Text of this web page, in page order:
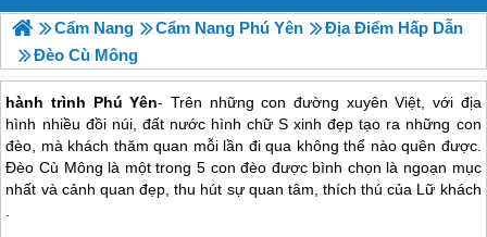
Cẩm Nang Cẩm Nang Phú Yên
Địa Điểm Hấp Dẫn
Đèo Cù Mông
hành trình Phú Yên- Trên những con đường xuyên Việt, với địa
hình nhiều đồi núi, đất nước hình chữ S xinh đẹp tạo ra những con
đèo, mà khách thăm quan mỗi lần đi qua không thể nào quên được.
Đèo Cù Mông là một trong 5 con đèo được bình chọn là ngoạn mục
nhất và cảnh quan đẹp, thu hút sự quan tâm, thích thú của Lữ khách
.